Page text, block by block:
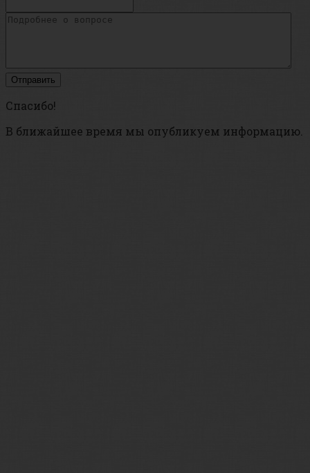
Спасибо!
В ближайшее время мы опубликуем информацию.